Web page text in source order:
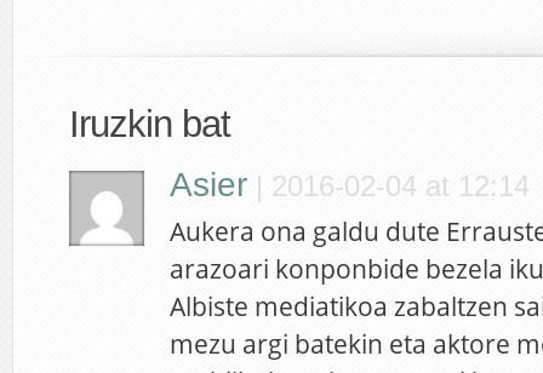
Iruzkin bat
Asier | 2016-02-04 at 12:14
Aukera ona galdu dute
arazoari konponbide bezela
Albiste mediatikoa zabaltzen
mezu argi batekin eta aktore